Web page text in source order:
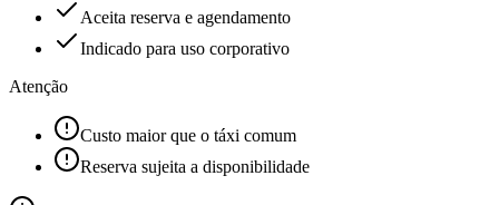
Aceita reserva e agendamento
Indicado para uso corporativo
Atenção
Custo maior que o táxi comum
Reserva sujeita a disponibilidade